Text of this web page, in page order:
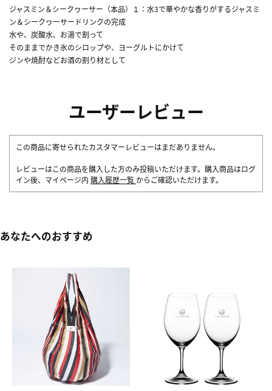
ジャスミン＆シークヮーサー（本品）１：水3で華やかな香りがするジャスミ
ン＆シークヮーサードリンクの完成
水や、炭酸水、お湯で割って
そのままでかき氷のシロップや、ヨーグルトにかけて
ジンや焼酎などお酒の割り材として
ユーザーレビュー
この商品に寄せられたカスタマーレビューはまだありません。
レビューはこの商品を購入した方のみ投稿いただけます。購入商品はログ
イン後、マイページ内 購入履歴一覧 からご確認いただけます。
あなたへのおすすめ